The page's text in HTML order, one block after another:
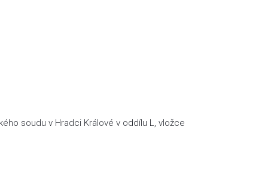
soudu v Hradci Králové v oddílu L, vložce